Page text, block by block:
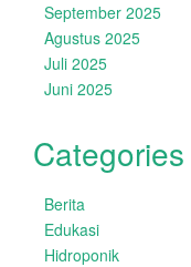
September 2025
Agustus 2025
Juli 2025
Juni 2025
Categories
Berita
Edukasi
Hidroponik